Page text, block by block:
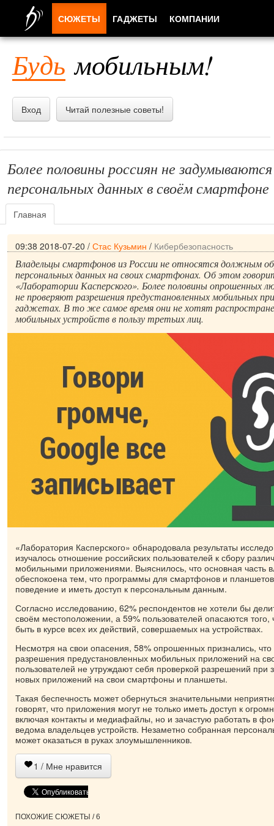
Будь мобильным!
Вход Читай полезные советы!
Более половины россиян не
персональных данных в своём смартфоне
Главная
09:38 2018-07-20 / Стас Кузьмин / Кибербезопасность
Владельцы смартфонов из России не относятся должным
персональных данных на своих смартфонах. Об этом
«Лаборатории Касперского». Более половины опрошенных
не проверяют разрешения предустановленных мобильных
гаджетах. В то же самое время они не хотят
мобильных устройств в пользу третьих лиц.
«Лаборатория Касперского» обнародовала результаты
изучалось отношение российских пользователей к сбору
мобильными приложениями. Выяснилось, что основная часть
обеспокоена тем, что программы для смартфонов и планшетов
поведение и иметь доступ к персональным данным.
Согласно исследованию, 62% респондентов не хотели бы
своём местоположении, а 59% пользователей опасаются того,
быть в курсе всех их действий, совершаемых на устройствах.
Несмотря на свои опасения, 58% опрошенных признались,
разрешения предустановленных мобильных приложений на
пользователей не утруждают себя проверкой разрешений при
новых приложений на свои смартфоны и планшеты.
Такая беспечность может обернуться значительными
говорят, что приложения могут не только иметь доступ к
включая контакты и медиафайлы, но и зачастую работать в
ведома владельцев устройств. Незаметно собранная
может оказаться в руках злоумышленников.
1 / Мне нравится
ПОХОЖИЕ СЮЖЕТЫ / 6
СЮЖЕТЫ ГАДЖЕТЫ КОМПАНИИ
ПРИЛОЖЕНИЯ